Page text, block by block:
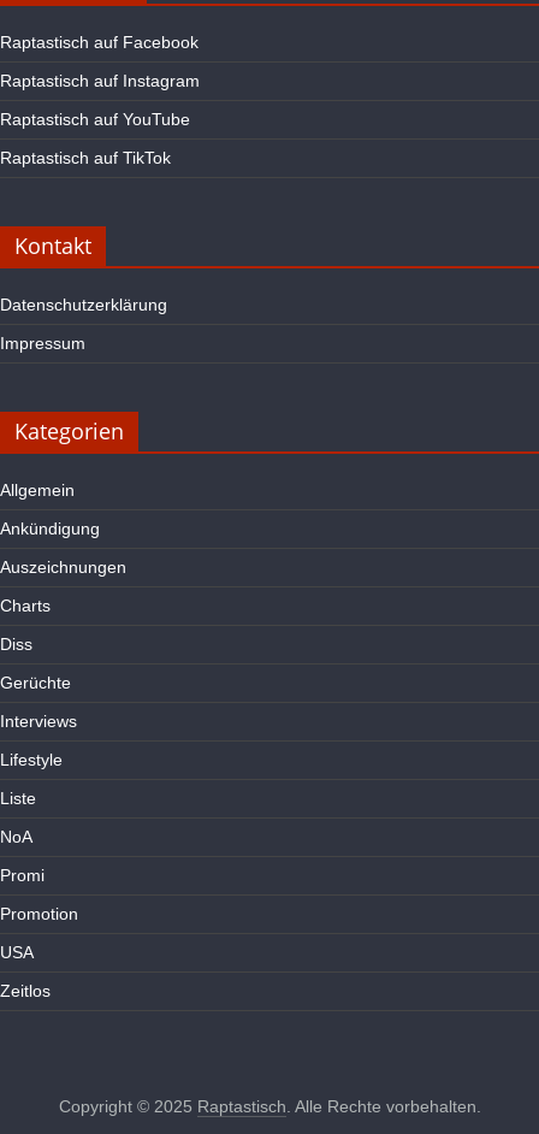
Raptastisch auf Facebook
Raptastisch auf Instagram
Raptastisch auf YouTube
Raptastisch auf TikTok
Kontakt
Datenschutzerklärung
Impressum
Kategorien
Allgemein
Ankündigung
Auszeichnungen
Charts
Diss
Gerüchte
Interviews
Lifestyle
Liste
NoA
Promi
Promotion
USA
Zeitlos
Copyright © 2025 Raptastisch . Alle Rechte vorbehalten.